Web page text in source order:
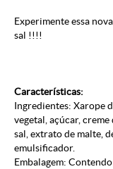
Experimente essa
sal !!!!
Características:
Ingredientes: Xarope
vegetal, açúcar,
sal, extrato de malte,
emulsificador.
Embalagem: